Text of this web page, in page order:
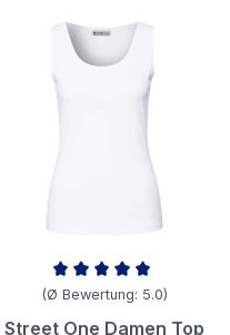
Durchschnittliche Bewertung
(Ø Bewertung: 5.0)
Street One Damen Top